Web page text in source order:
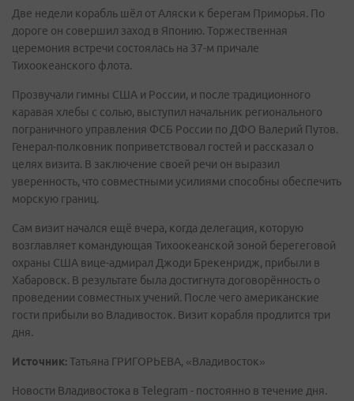
Две недели корабль шёл от Аляски к берегам Приморья. По
дороге он совершил заход в Японию. Торжественная
церемония встречи состоялась на 37-м причале
Тихоокеанского флота.
Прозвучали гимны США и России, и после традиционного
каравая хлебы с солью, выступил начальник регионального
пограничного управления ФСБ России по ДФО Валерий Путов.
Генерал-полковник поприветствовал гостей и рассказал о
целях визита. В заключение своей речи он выразил
уверенность, что совместными усилиями способны обеспечить
морскую границ.
Сам визит начался ещё вчера, когда делегация, которую
возглавляет командующая Тихоокеанской зоной берегеговой
охраны США вице-адмирал Джоди Брекенридж, прибыли в
Хабаровск. В результате была достигнута договорённость о
проведении совместных учений. После чего американские
гости прибыли во Владивосток. Визит корабля продлится три
дня.
Источник:Татьяна ГРИГОРЬЕВА, «Владивосток»
Новости Владивостока в Telegram - постоянно в течение дня.